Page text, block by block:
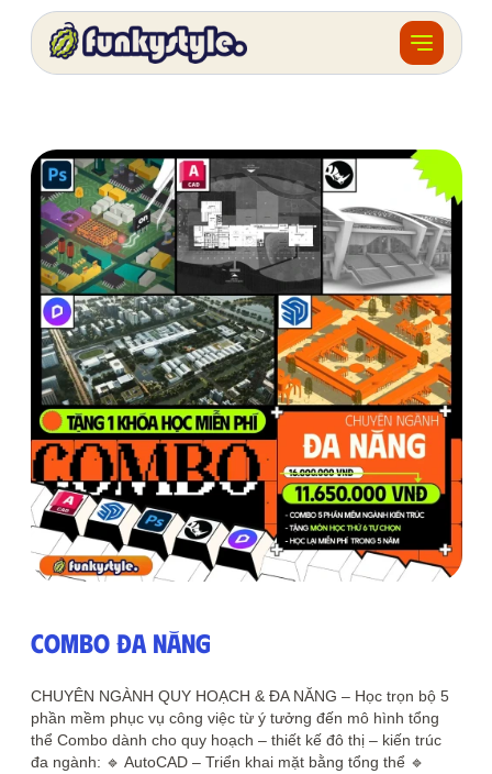
Khóa học
Tài nguyên
Sản phẩm
Giải thưởng
Đồ án
Feedback
F.BLOG
Thông tin liên hệ
Địa chỉ:209/8D QL13, Phường Bình Thạnh,
funkystylemanage@gmail.com
Đăng nhập
Đăng ký
COMBO ĐA NĂNG
CHUYÊN NGÀNH QUY HOẠCH & ĐA NĂNG – Học trọn bộ 5
phần mềm phục vụ công việc từ ý tưởng đến mô hình tổng
thể Combo dành cho quy hoạch – thiết kế đô thị – kiến trúc
đa ngành: 🔹 AutoCAD – Triển khai mặt bằng tổng thể 🔹